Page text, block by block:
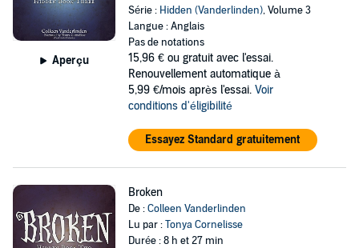
Aperçu
Série : Hidden (Vanderlinden), Volume 3
Langue : Anglais
Pas de notations
15,96 € ou gratuit avec l'essai.
Renouvellement automatique à
5,99 €/mois après l'essai. Voir
conditions d'éligibilité
Essayez Standard gratuitement
Broken
De :Colleen Vanderlinden
Lu par :Tonya Cornelisse
Durée : 8 h et 27 min